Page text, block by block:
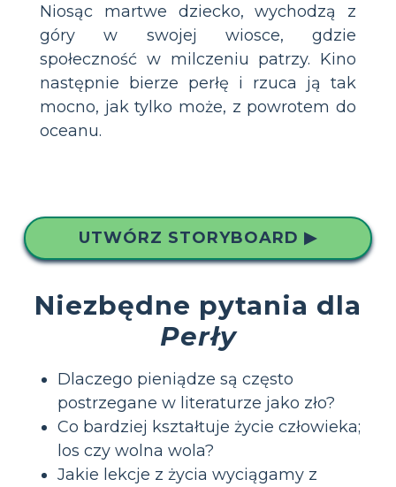
Niosąc martwe dziecko, wychodzą z
góry w swojej wiosce, gdzie
społeczność w milczeniu patrzy. Kino
następnie bierze perłę i rzuca ją tak
mocno, jak tylko może, z powrotem do
oceanu.
UTWÓRZ STORYBOARD ▶
Niezbędne pytania dla
Perły
Dlaczego pieniądze są często
postrzegane w literaturze jako zło?
Co bardziej kształtuje życie człowieka;
los czy wolna wola?
Jakie lekcje z życia wyciągamy z